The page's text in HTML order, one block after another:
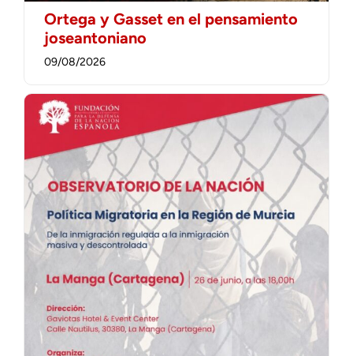
Ortega y Gasset en el pensamiento
joseantoniano
09/08/2026